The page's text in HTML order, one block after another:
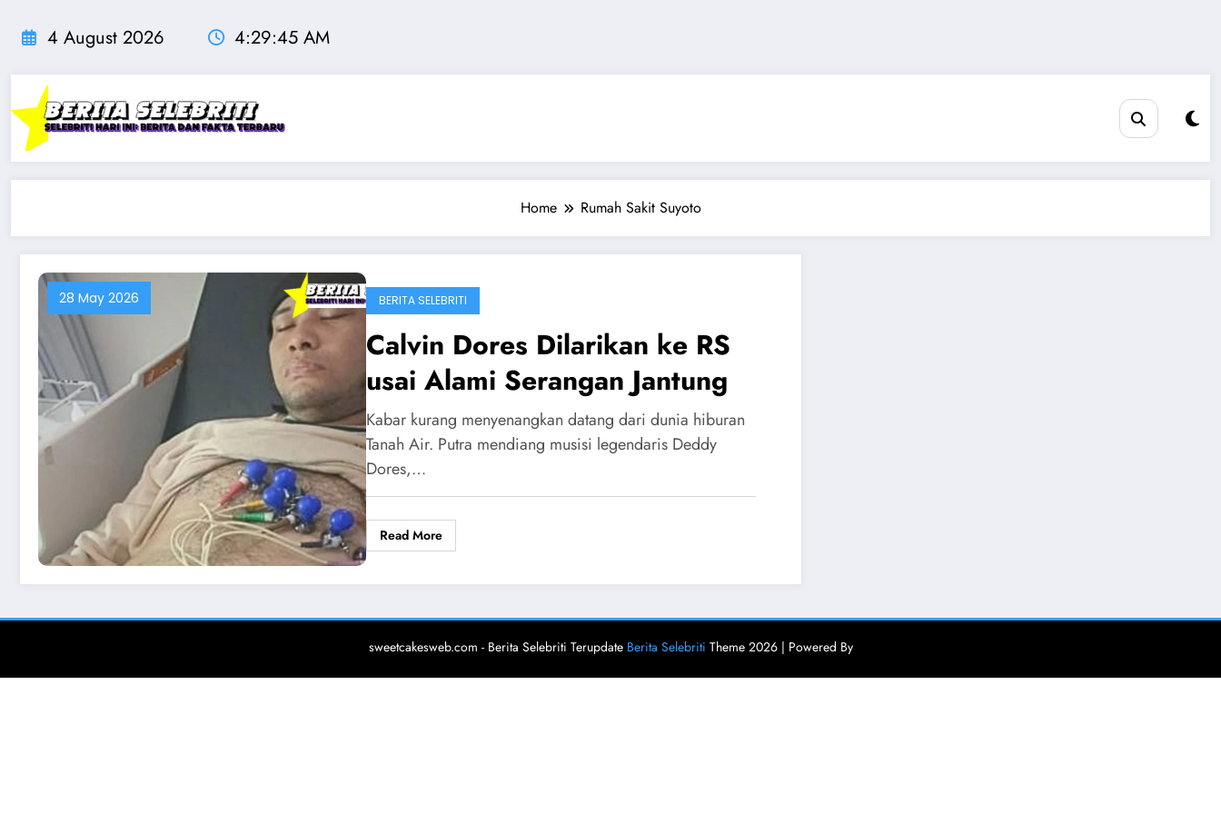
4 August 2026 4:29:45 AM
Home Rumah Sakit Suyoto
28 May 2026 BERITA SELEBRITI
Calvin Dores Dilarikan ke RS
usai Alami Serangan Jantung
Kabar kurang menyenangkan datang dari dunia hiburan
Tanah Air. Putra mendiang musisi legendaris Deddy
Dores,…
Read More
sweetcakesweb.com - Berita Selebriti Terupdate Berita Selebriti Theme 2026 | Powered By